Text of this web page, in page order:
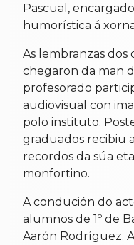
Pascual,
humorística á
As lembranzas
chegaron da man
profesorado
audiovisual con
polo instituto.
graduados recibiu
recordos da súa
monfortino.
A condución do
alumnos de 1º de
Aarón Rodríguez.